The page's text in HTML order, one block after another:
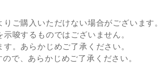
ご購入いただけない場合がございます。
唆するものではございません。
。あらかじめご了承ください。
、あらかじめご了承ください。